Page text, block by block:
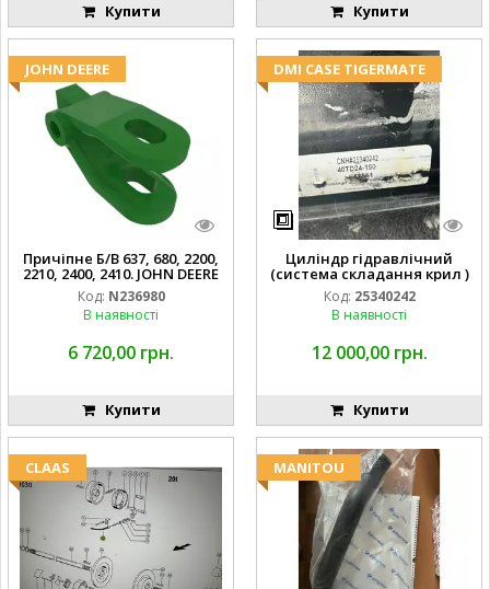
Купити Купити
JOHN DEERE
Причіпне Б/В 637, 680, 2200,
2210, 2400, 2410. JOHN DEERE
Код: N236980
В наявності
6 720,00 грн.
Купити
DMI CASE TIGERMATE
Циліндр гідравлічний
(система складання крил )
Код: 25340242
В наявності
12 000,00 грн.
Купити
CLAAS MANITOU